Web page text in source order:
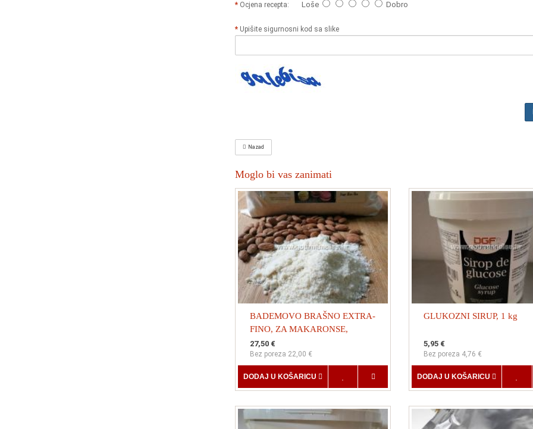
Ocjena recepta: Loše Dobro
Upišite sigurnosni kod sa slike
Nazad
Moglo bi vas zanimati
BADEMOVO BRAŠNO EXTRA-
FINO, ZA MAKARONSE,
BLANŠIRANO 1kg
27,50 €
Bez poreza 22,00 €
DODAJ U KOŠARICU
GLUKOZNI SIRUP, 1 kg
5,95 €
Bez poreza 4,76 €
DODAJ U KOŠARICU